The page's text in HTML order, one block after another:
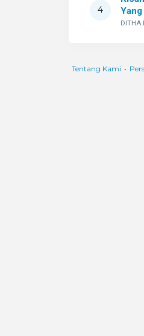
4
DITHA
Tentang Kami •